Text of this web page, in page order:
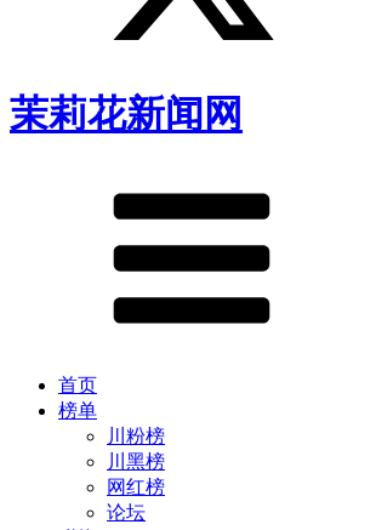
茉莉花新闻网
首页
榜单
川粉榜
川黑榜
网红榜
论坛